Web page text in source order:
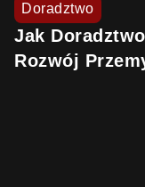
Doradztwo
Jak
Rozwój